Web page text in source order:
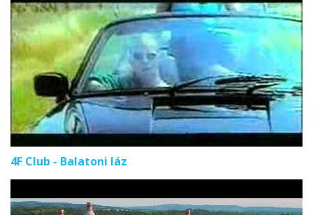
4F Club - Balatoni láz